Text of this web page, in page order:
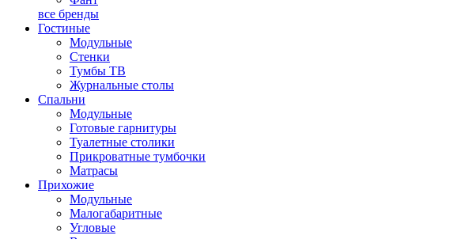
все бренды
Гостиные
Модульные
Стенки
Тумбы ТВ
Журнальные столы
Спальни
Модульные
Готовые гарнитуры
Туалетные столики
Прикроватные тумбочки
Матрасы
Прихожие
Модульные
Малогабаритные
Угловые